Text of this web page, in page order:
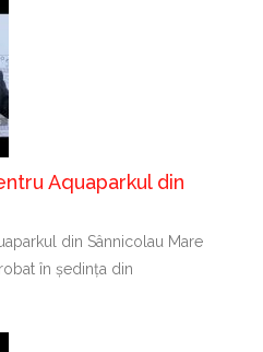
Aquaparkul din
din Sânnicolau Mare
în ședința din